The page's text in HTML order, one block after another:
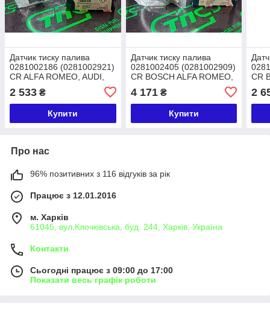
Датчик тиску палива
0281002186 (0281002921)
СR ALFA ROMEO, AUDI,
ISUZU, IVECO, LANC
2 533 ₴
Купити
Датчик тиску палива
0281002405 (0281002909)
СR BOSCH ALFA ROMEO,
NISSAN, RENAULT
4 171₴
Купити
СR
2
Про нас
96% позитивних з 116 відгуків за рік
Працює з 12.01.2016
м. Харків
61045, вул.Клочківська, буд. 244, Харків, Україна
Контакти
Сьогодні працює з 09:00 до 17:00
Показати весь графік роботи